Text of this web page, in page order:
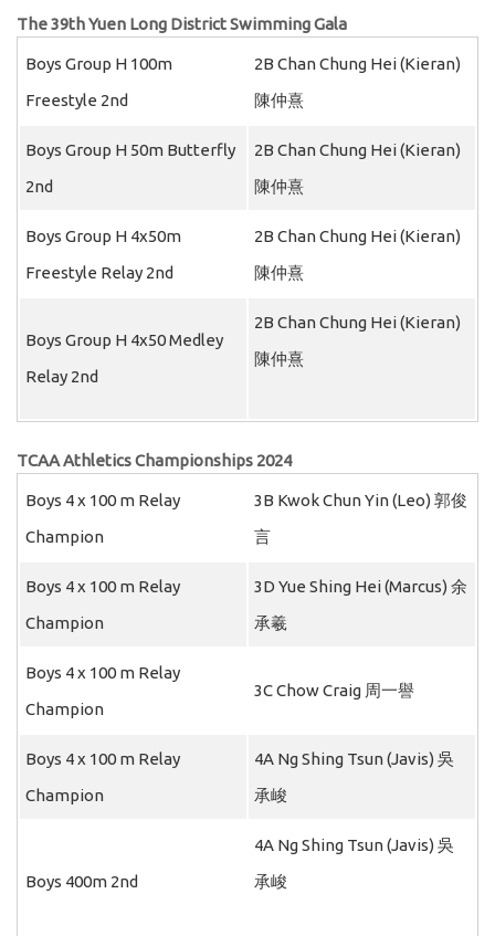
The 39th Yuen Long District Swimming Gala
Boys Group H 100m
Freestyle 2nd
2B Chan Chung Hei (Kieran)
陳仲熹
Boys Group H 50m Butterfly
2nd
2B Chan Chung Hei (Kieran)
陳仲熹
Boys Group H 4x50m
Freestyle Relay 2nd
2B Chan Chung Hei (Kieran)
陳仲熹
Boys Group H 4x50 Medley
Relay 2nd
2B Chan Chung Hei (Kieran)
陳仲熹
TCAA Athletics Championships 2024
Boys 4 x 100 m Relay
Champion
3B Kwok Chun Yin (Leo) 郭俊
言
Boys 4 x 100 m Relay
Champion
3D Yue Shing Hei (Marcus) 余
承羲
Boys 4 x 100 m Relay
Champion
3C Chow Craig 周一譽
Boys 4 x 100 m Relay
Champion
4A Ng Shing Tsun (Javis) 吳
承峻
Boys 400m 2nd
4A Ng Shing Tsun (Javis) 吳
承峻